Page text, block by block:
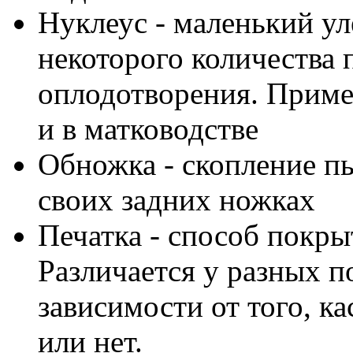
Нуклеус - маленький
некоторого
оплодотворения.
и в матководстве
Обножка - скопление
своих задних ножках
Печатка - способ
Различается у разных
зависимости от того,
или нет.